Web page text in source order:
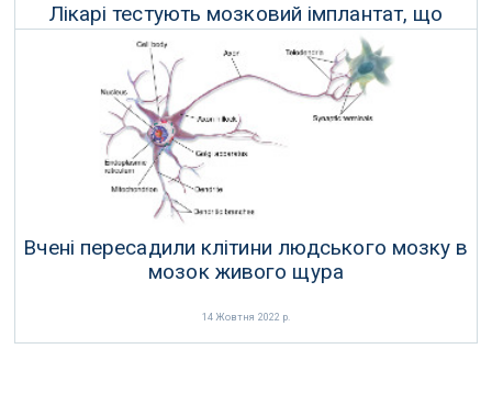
Лікарі тестують мозковий імплантат, що
знищує пухлини
21 Жовтня 2022 р.
Вчені пересадили клітини людського мозку в
мозок живого щура
14 Жовтня 2022 р.